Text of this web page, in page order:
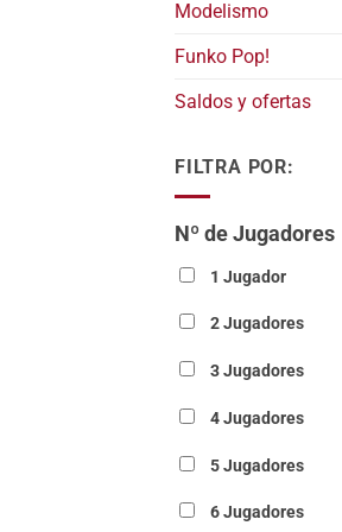
Modelismo
Funko Pop!
Saldos y ofertas
FILTRA POR:
Nº de Jugadores
1 Jugador
2 Jugadores
3 Jugadores
4 Jugadores
5 Jugadores
6 Jugadores